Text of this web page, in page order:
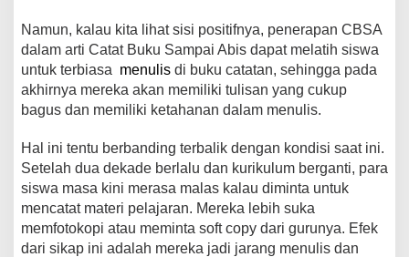
Namun, kalau kita lihat sisi positifnya, penerapan CBSA
dalam arti Catat Buku Sampai Abis dapat melatih siswa
untuk terbiasa menulisdi buku catatan, sehingga pada
akhirnya mereka akan memiliki tulisan yang cukup
bagus dan memiliki ketahanan dalam menulis.
Hal ini tentu berbanding terbalik dengan kondisi saat ini.
Setelah dua dekade berlalu dan kurikulum berganti, para
siswa masa kini merasa malas kalau diminta untuk
mencatat materi pelajaran. Mereka lebih suka
memfotokopi atau meminta soft copy dari gurunya. Efek
dari sikap ini adalah mereka jadi jarang menulis dan